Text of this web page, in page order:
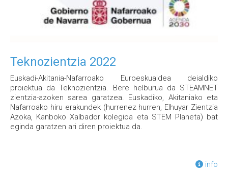
Teknozientzia 2022
Euskadi-Akitania-Nafarroako Euroeskualdea deialdiko
proiektua da Teknozientzia. Bere helburua da STEAMNET
zientzia-azoken sarea garatzea. Euskadiko, Akitaniako eta
Nafarroako hiru erakundek (hurrenez hurren, Elhuyar Zientzia
Azoka, Kanboko Xalbador kolegioa eta STEM Planeta) bat
eginda garatzen ari diren proiektua da.
info